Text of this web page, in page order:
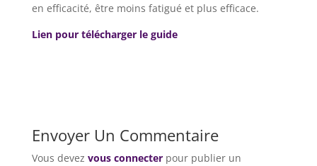
en efficacité, être moins fatigué et plus efficace.
Lien pour télécharger le guide
Envoyer Un Commentaire
Vous devez vous connecterpour publier un